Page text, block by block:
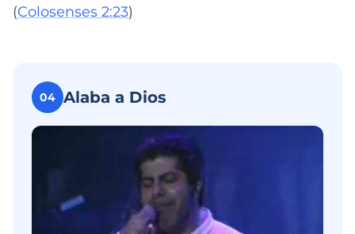
(Colosenses 2:23)
04 Alaba a Dios